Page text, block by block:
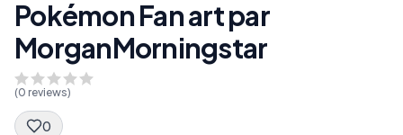
Pokémon Fan art par
MorganMorningstar
(0 reviews)
0